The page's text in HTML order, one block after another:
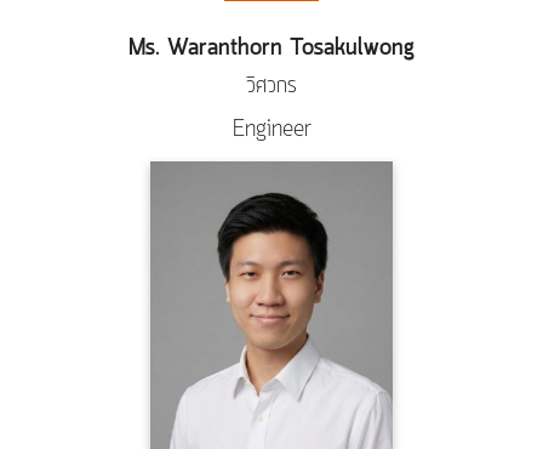
Ms. Waranthorn Tosakulwong
วิศวกร
Engineer